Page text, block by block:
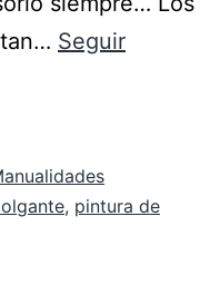
Seguir
, pintura de